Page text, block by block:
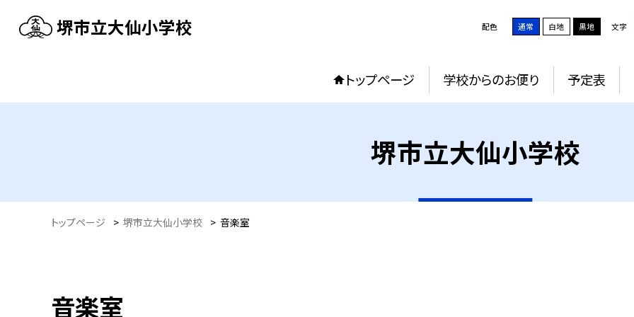
堺市立大仙小学校 配色 通常 白地 黒地 文字
トップページ 学校からのお便り 予定表
堺市立大仙小学校
トップページ > 堺市立大仙小学校 > 音楽室
音楽室